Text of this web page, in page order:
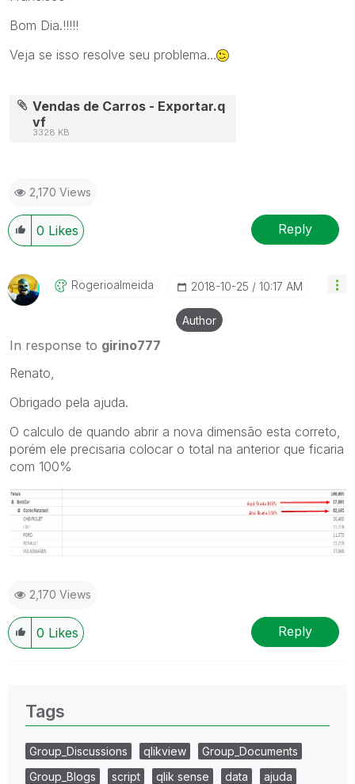
Bom Dia.!!!!!
Veja se isso resolve seu problema...
Vendas de Carros - Exportar.q
vf
3328 KB
2,170 Views
0 Likes Reply
Rogerioalmeida ‎2018-10-25 10:17 AM
Author
In response to girino777
Renato,
Obrigado pela ajuda.
O calculo de quando abrir a nova dimensão esta correto,
porém ele precisaria colocar o total na anterior que ficaria
com 100%
2,170 Views
0 Likes Reply
Tags
Group_Discussions qlikview
Group_Documents
Group_Blogs
script qlik sense data
ajuda